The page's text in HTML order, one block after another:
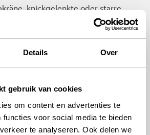
Details Over
gebruik van cookies
om content en advertenties te
functies voor social media te bieden
te analyseren. Ook delen we
knickgelenkte oder starre
Erdbewegungsband ist immer
finden Sie
Preis-Leistungs-Verhältnis